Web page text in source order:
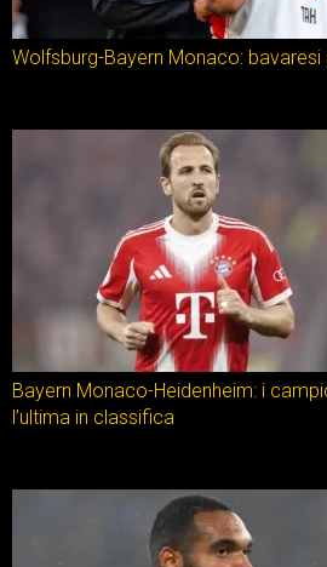
Wolfsburg-Bayern Monaco:
Bayern Monaco-Heidenheim: i
l’ultima in classifica